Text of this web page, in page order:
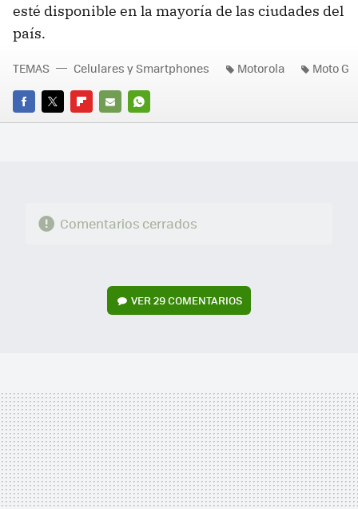
esté disponible en la mayoría de las ciudades del
país.
FACEBOOK
TWITTERFLIPBOARD
E-
WHATSAPP
TEMAS Celulares y Smartphones Motorola Moto G
Comentarios cerrados
VER29 COMENTARIOS